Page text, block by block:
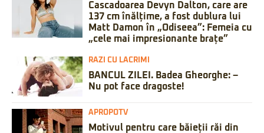
Cascadoarea Devyn Dalton, care are
137 cm înălțime, a fost dublura lui
Matt Damon în „Odiseea”: Femeia cu
„cele mai impresionante brațe”
RAZI CU LACRIMI
BANCUL ZILEI. Badea Gheorghe: –
Nu pot face dragoste!
APROPOTV
Motivul pentru care băieții răi din